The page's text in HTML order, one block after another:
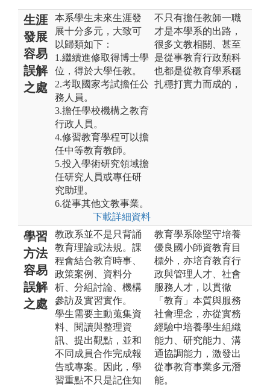
生涯
發展
容易
誤解
之處
本系學生未來生涯發
展十分多元，大致可
以歸類如下：
1.繼續進修取得博士學
位，得於大學任教。
2.考取國家考試擔任公
務人員。
3.擔任學校機構之教育
行政人員。
4.修習教育學程可以擔
任中等教育教師。
5.投入學術研究領域擔
任研究人員或專任研
究助理。
6.從事其他文教事業。
下載詳細資料
不只有擔任教師一職
才是本學系的出路，
很多文教相關、甚至
是從事教育行政類科
也都是從教育學系穩
扎穩打實力而成的，
學習
方法
容易
誤解
之處
教政系並不是只背誦
教育理論或法規。課
程會結合教育時事、
政策案例、資料分
析、分組討論、機構
參訪及實習實作。
學生需要主動蒐集資
料、閱讀與整理資
訊、提出觀點，並和
不同成員合作完成報
告或專案。因此，學
習重點不只是記住知
教育學系除堅守培養
優良國小師資教育目
標外，亦培育教育行
政與管理人才、社會
服務人才，以貫徹
「教育」本質與服務
社會理念，亦從實務
經驗中培養學生組織
能力、研究能力、溝
通協調能力，激發出
從事教育事業多元潛
能。